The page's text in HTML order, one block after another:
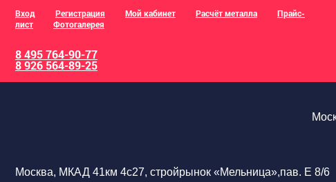
Вход Регистрация Мой кабинет Расчёт металла
Прайс-
лист
Фотогалерея
8 495 764-90-77
8 926 564-89-25
Москва, МКАД 41км 4с27, стройрынок «Мельница»,пав. Е 8/6